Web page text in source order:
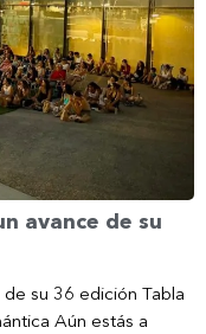
avance de su
su 36 edición Tabla
Aún estás a